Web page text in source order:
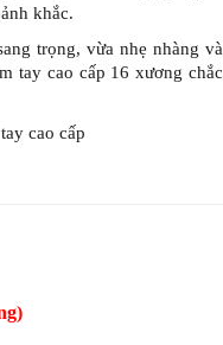
khắc.
trọng, vừa nhẹ nhàng và
tay cao cấp 16 xương chắc